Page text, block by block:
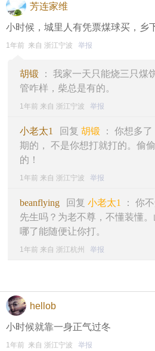
芳连家维
小时候，城里人有凭票煤球买，乡
1年前 来自 浙江宁波 举报
胡锻 ： 我家一天只能烧三只煤
管咋样，柴总是有的。
1年前 来自 浙江宁波 举报
小老太1 回复 胡锻 ： 你想多
期的， 不是你想打就打的。偷
的！
1年前 来自 浙江宁波 举报
beanflying 回复 小老太1
： 你
先生吗？为老不尊，不懂装懂。
哪了能随便让你打。
1年前 来自 浙江杭州 举报
hellob
小时候就靠一身正气过冬
1年前 来自 浙江宁波 举报